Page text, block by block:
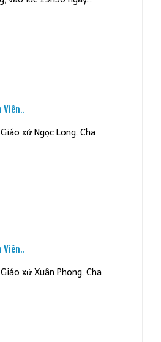
Viên..
xứ Ngọc Long, Cha
Viên..
xứ Xuân Phong, Cha